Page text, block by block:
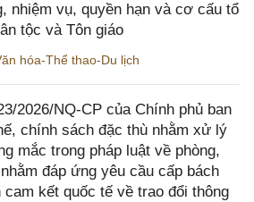
nhiệm vụ, quyền hạn và cơ cấu tổ
tộc và Tôn giáo
hóa-Thể thao-Du lịch
2026/NQ-CP của Chính phủ ban
chính sách đặc thù nhằm xử lý
mắc trong pháp luật về phòng,
đáp ứng yêu cầu cấp bách
kết quốc tế về trao đổi thông